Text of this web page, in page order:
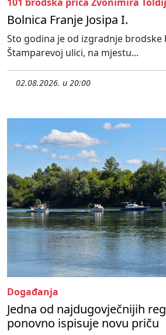
Bolnica Franje Josipa I.
Sto godina je od izgradnje brodske
Štamparevoj ulici, na mjestu...
02.08.2026. u 20:00
Događanja
Jedna od najdugovječnijih
ponovno ispisuje novu priču